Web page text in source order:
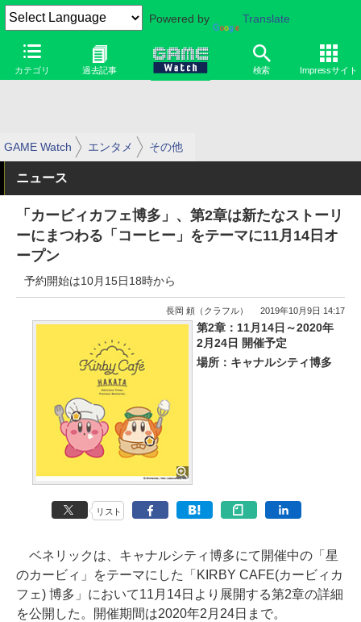
Powered by Translate
カテゴリ 過去記事 検索 Impressサイト
GAME Watch エンタメ その他
ニュース
「カービィカフェ博多」、第2章は新たなストーリ
ーにまつわる「コーヒー」をテーマに11月14日オ
ープン
予約開始は10月15日18時から
長岡 頼（クラフル） 2019年10月9日 14:17
第2章：11月14日～2020年
2月24日 開催予定
場所：キャナルシティ博多
リスト
ベネリックは、キャナルシティ博多にて開催中の「星
のカービィ」をテーマにした「KIRBY CAFE(カービィカ
フェ) 博多」において11月14日より展開する第2章の詳細
を公開した。開催期間は2020年2月24日まで。